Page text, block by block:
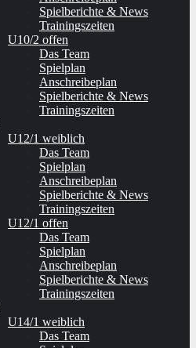
Spielberichte & News
Trainingszeiten
U10/2 offen
Das Team
Spielplan
Anschreibeplan
Spielberichte & News
Trainingszeiten
U12/1 weiblich
Das Team
Spielplan
Anschreibeplan
Spielberichte & News
Trainingszeiten
U12/1 offen
Das Team
Spielplan
Anschreibeplan
Spielberichte & News
Trainingszeiten
U14/1 weiblich
Das Team